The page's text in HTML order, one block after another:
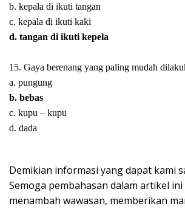
b. kepala di ikuti tangan
c. kepala di ikuti kaki
d. tangan di ikuti kepela
15. Gaya berenang yang paling mudah
a. pungung
b. bebas
c. kupu – kupu
d. dada
Demikian informasi yang dapat kami
Semoga pembahasan dalam artikel
menambah wawasan, memberikan